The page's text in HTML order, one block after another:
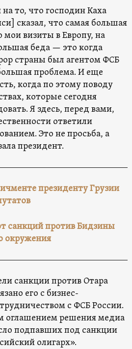
то, что господин Каха
сказал, что самая большая
визиты в Европу, на
беда — это когда
страны был агентом ФСБ
проблема. И еще
когда по этому поводу
которые сегодня
Я здесь, перед вами,
ответили
Это не просьба, а
президент.
президенту Грузии
санкций против Бидзины
окружения
санкции против Отара
его с бизнес-
с ФСБ России.
оглашением решения медиа
подпавших под санкции
олигарх».